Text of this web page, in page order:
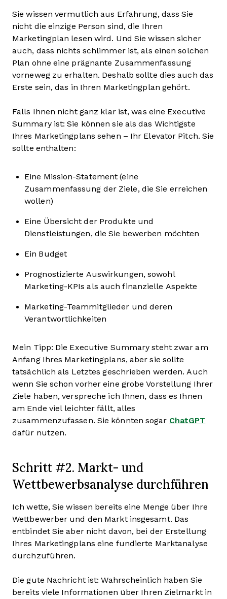
Sie wissen vermutlich aus Erfahrung, dass Sie
nicht die einzige Person sind, die Ihren
Marketingplan lesen wird. Und Sie wissen sicher
auch, dass nichts schlimmer ist, als einen solchen
Plan ohne eine prägnante Zusammenfassung
vorneweg zu erhalten. Deshalb sollte dies auch das
Erste sein, das in Ihren Marketingplan gehört.
Falls Ihnen nicht ganz klar ist, was eine Executive
Summary ist: Sie können sie als das Wichtigste
Ihres Marketingplans sehen – Ihr Elevator Pitch. Sie
sollte enthalten:
Eine Mission-Statement (eine
Zusammenfassung der Ziele, die Sie erreichen
wollen)
Eine Übersicht der Produkte und
Dienstleistungen, die Sie bewerben möchten
Ein Budget
Prognostizierte Auswirkungen, sowohl
Marketing-KPIs als auch finanzielle Aspekte
Marketing-Teammitglieder und deren
Verantwortlichkeiten
Mein Tipp: Die Executive Summary steht zwar am
Anfang Ihres Marketingplans, aber sie sollte
tatsächlich als Letztes geschrieben werden. Auch
wenn Sie schon vorher eine grobe Vorstellung Ihrer
Ziele haben, verspreche ich Ihnen, dass es Ihnen
am Ende viel leichter fällt, alles
zusammenzufassen. Sie könnten sogar ChatGPT
dafür nutzen.
Schritt #2. Markt- und
Wettbewerbsanalyse durchführen
Ich wette, Sie wissen bereits eine Menge über Ihre
Wettbewerber und den Markt insgesamt. Das
entbindet Sie aber nicht davon, bei der Erstellung
Ihres Marketingplans eine fundierte Marktanalyse
durchzuführen.
Die gute Nachricht ist: Wahrscheinlich haben Sie
bereits viele Informationen über Ihren Zielmarkt in